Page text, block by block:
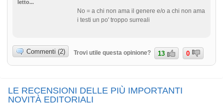
letto...
No = a chi non ama il genere e/o a chi non ama
i testi un po' troppo surreali
Commenti (2) Trovi utile questa opinione? 13 0
LE RECENSIONI DELLE PIÙ IMPORTANTI
NOVITÀ EDITORIALI